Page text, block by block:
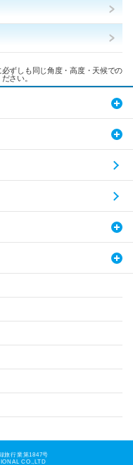
ずしも同じ角度・高度・天候での
さい。
旅行業第1847号
CO.,LTD